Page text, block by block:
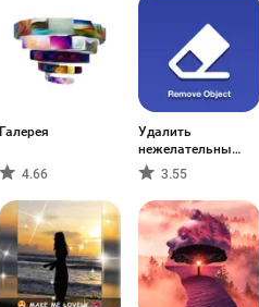
Галерея
4.66
Удалить
нежелательный
объект
3.55